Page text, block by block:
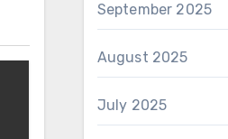
September 2025
August 2025
July 2025